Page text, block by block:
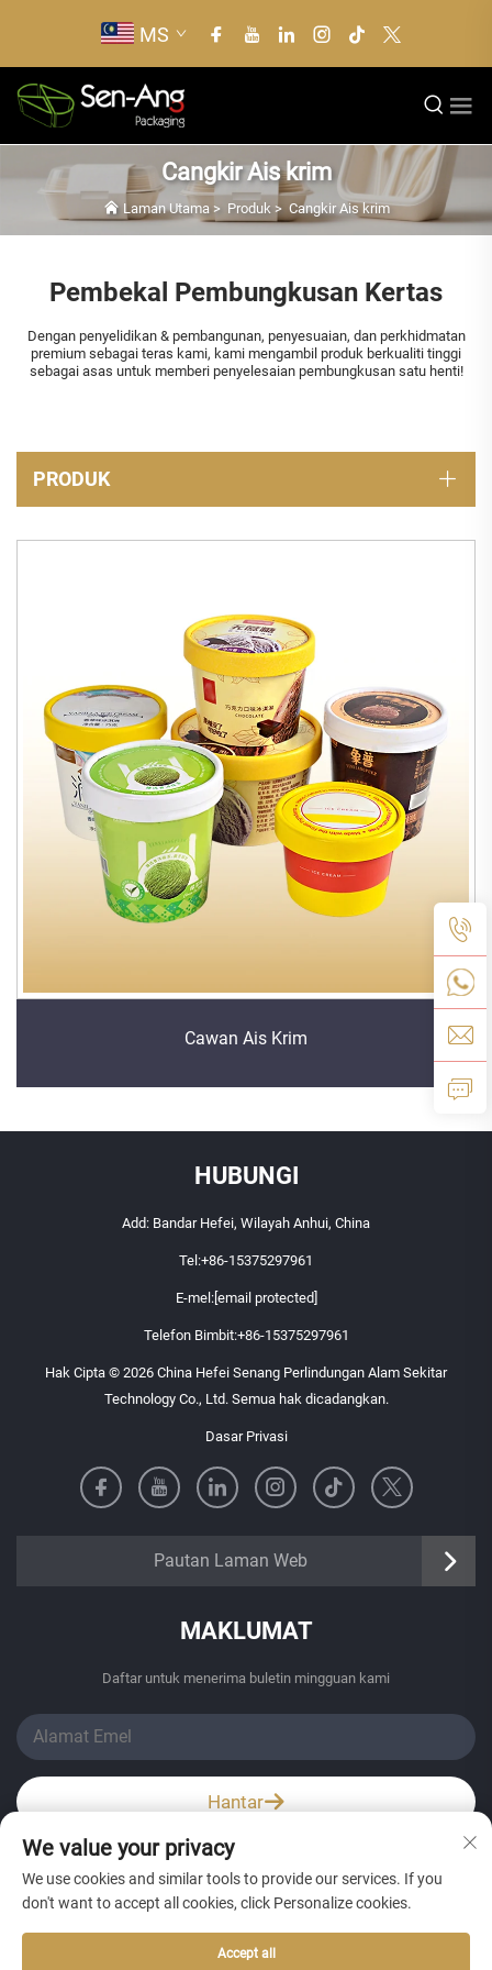
MS
Cangkir Ais krim
Laman Utama> Produk> Cangkir Ais krim
Pembekal Pembungkusan Kertas
Dengan penyelidikan & pembangunan, penyesuaian, dan perkhidmatan
premium sebagai teras kami, kami mengambil produk berkualiti tinggi
sebagai asas untuk memberi penyelesaian pembungkusan satu henti!
PRODUK
Cawan Ais Krim
HUBUNGI
Add: Bandar Hefei, Wilayah Anhui, China
Tel:+86-15375297961
E-mel:[email protected]
Telefon Bimbit:+86-15375297961
Hak Cipta © 2026 China Hefei Senang Perlindungan Alam Sekitar
Technology Co., Ltd. Semua hak dicadangkan.
Dasar Privasi
Pautan Laman Web
https://senangbz.en.alibaba.com
MAKLUMAT
Daftar untuk menerima buletin mingguan kami
Hantar
Wechat / Whatsapp
We value your privacy
We use cookies and similar tools to provide our services. If you
don't want to accept all cookies, click Personalize cookies.
Accept all